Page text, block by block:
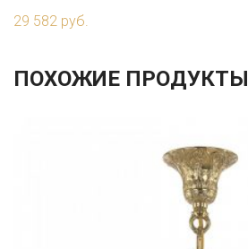
29 582 руб.
ПОХОЖИЕ ПРОДУКТЫ